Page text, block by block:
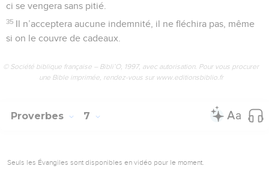
ci se vengera sans pitié.
35 Il n’acceptera aucune indemnité, il ne fléchira pas, même
si on le couvre de cadeaux.
© Société biblique française – Bibli’O, 1997, avec autorisation. Pour vous procurer
une Bible imprimée, rendez-vous sur www.editionsbiblio.fr
Proverbes 7
Seuls les Évangiles sont disponibles en vidéo pour le moment.